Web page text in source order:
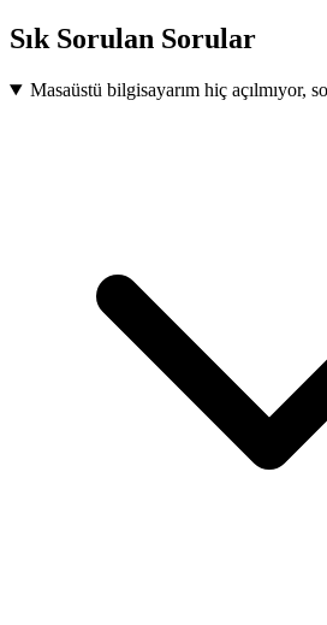
Sık Sorulan Sorular
Masaüstü bilgisayarım hiç açılmıyor,